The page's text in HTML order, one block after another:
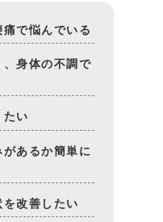
で悩んでいる
身体の不調で
たい
あるか簡単に
改善したい